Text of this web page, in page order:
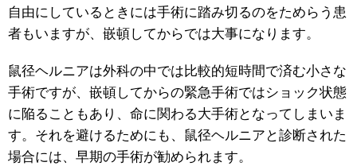
自由にしているときには手術に踏み切るのをためらう患
者もいますが、嵌頓してからでは大事になります。
鼠径ヘルニアは外科の中では比較的短時間で済む小さな
手術ですが、嵌頓してからの緊急手術ではショック状態
に陥ることもあり、命に関わる大手術となってしまいま
す。それを避けるためにも、鼠径ヘルニアと診断された
場合には、早期の手術が勧められます。